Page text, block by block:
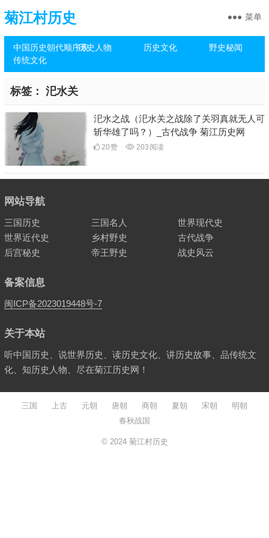
菊江村历史
中国历史朝代顺序表历史人物 历史文化
野史秘闻
传统文化
菜单
标签： 汜水关
汜水之战（汜水关之战除了关羽真就无人可
斩华雄了吗？）_古代战争 菊江历史网
20赞 203 阅读
网站导航
三国历史 三国名人
世界现代史
世界近代史
乡村野史
古代战争
后宫秘史
帝王野史 战史风云
备案信息
闽ICP备2023019448号-7
关于本站
听中国历史、说世界历史、读历史文化、讲历史故事、品传统文
化、知历史人物、尽在菊江历史网！
三国 上古 元朝 唐朝 商朝 夏朝 宋朝
明朝
春秋战国
© 2024 菊江村历史